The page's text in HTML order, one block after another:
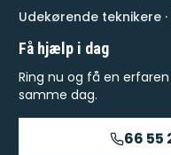
Udekørende teknikere
Få hjælp i dag
Ring nu og få en
samme dag.
66 55